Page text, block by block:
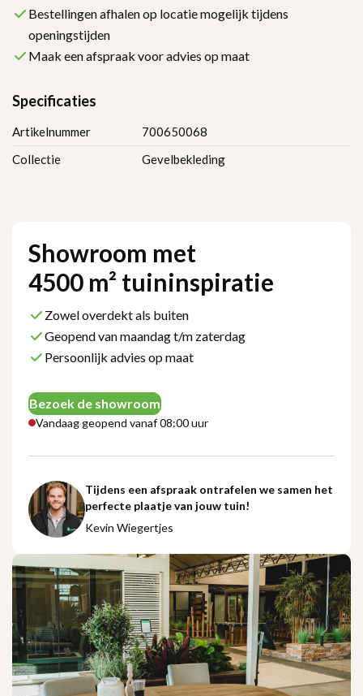
Bestellingen afhalen op locatie mogelijk tijdens
openingstijden
Maak een afspraak voor advies op maat
Specificaties
Artikelnummer
700650068
Collectie
Gevelbekleding
Showroom met
4500 m² tuininspiratie
Zowel overdekt als buiten
Geopend van maandag t/m zaterdag
Persoonlijk advies op maat
Bezoek de showroom
Vandaag geopend vanaf 08:00 uur
Tijdens een afspraak ontrafelen we samen het
perfecte plaatje van jouw tuin!
Kevin Wiegertjes